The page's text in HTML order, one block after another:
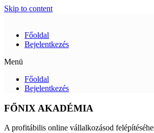
Skip to content
Főoldal
Bejelentkezés
Menü
Főoldal
Bejelentkezés
FŐNIX AKADÉMIA
A profitábilis online vállalkozásod